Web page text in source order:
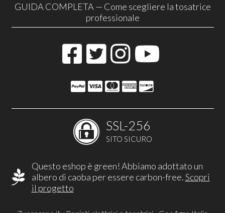
GUIDA COMPLETA — Come scegliere la tosatrice
professionale
SSL-256
SITO SICURO
Questo eshop è green! Abbiamo adottato un
albero di caoba per essere carbon-free.Scopri
il progetto